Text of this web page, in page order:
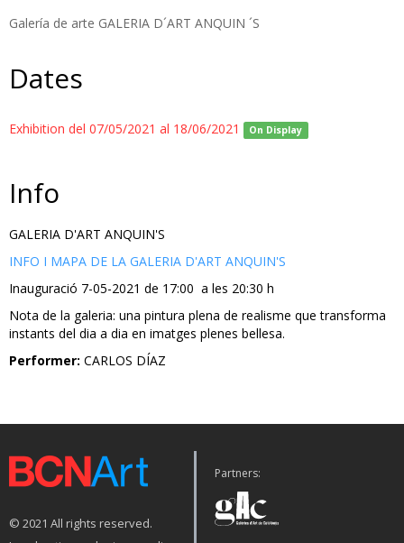
Galería de arte GALERIA D´ART ANQUIN ´S
Dates
Exhibition del 07/05/2021 al 18/06/2021 On Display
Info
GALERIA D'ART ANQUIN'S
INFO I MAPA DE LA GALERIA D'ART ANQUIN'S
Inauguració 7-05-2021 de 17:00 a les 20:30 h
Nota de la galeria: una pintura plena de realisme que transforma
instants del dia a dia en imatges plenes bellesa.
Performer: CARLOS DÍAZ
© 2021 All rights reserved.
Partners: